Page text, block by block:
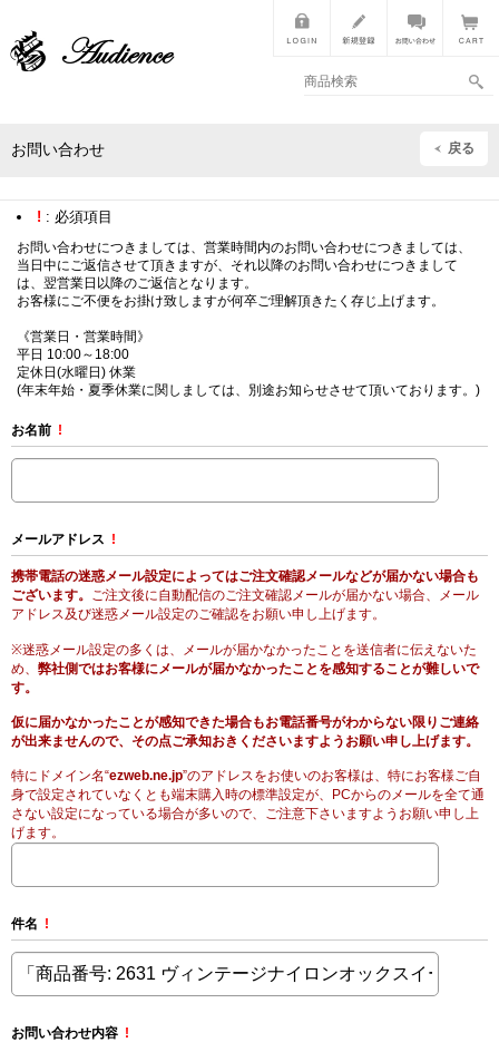
お問い合わせ 戻る
! : 必須項目
お問い合わせにつきましては、営業時間内のお問い合わせにつきましては、
当日中にご返信させて頂きますが、それ以降のお問い合わせにつきまして
は、翌営業日以降のご返信となります。
お客様にご不便をお掛け致しますが何卒ご理解頂きたく存じ上げます。
《営業日・営業時間》
平日 10:00～18:00
定休日(水曜日) 休業
(年末年始・夏季休業に関しましては、別途お知らせさせて頂いております。)
お名前 !
メールアドレス !
携帯電話の迷惑メール設定によってはご注文確認メールなどが届かない場合も
ございます。 ご注文後に自動配信のご注文確認メールが届かない場合、メール
アドレス及び迷惑メール設定のご確認をお願い申し上げます。
※迷惑メール設定の多くは、メールが届かなかったことを送信者に伝えないた
め、 弊社側ではお客様にメールが届かなかったことを感知することが難しいで
す。
仮に届かなかったことが感知できた場合もお電話番号がわからない限りご連絡
が出来ませんので、その点ご承知おきくださいますようお願い申し上げます。
特にドメイン名“ezweb.ne.jp”のアドレスをお使いのお客様は、特にお客様ご自
身で設定されていなくとも端末購入時の標準設定が、PCからのメールを全て通
さない設定になっている場合が多いので、ご注意下さいますようお願い申し上
げます。
件名 !
お問い合わせ内容 !